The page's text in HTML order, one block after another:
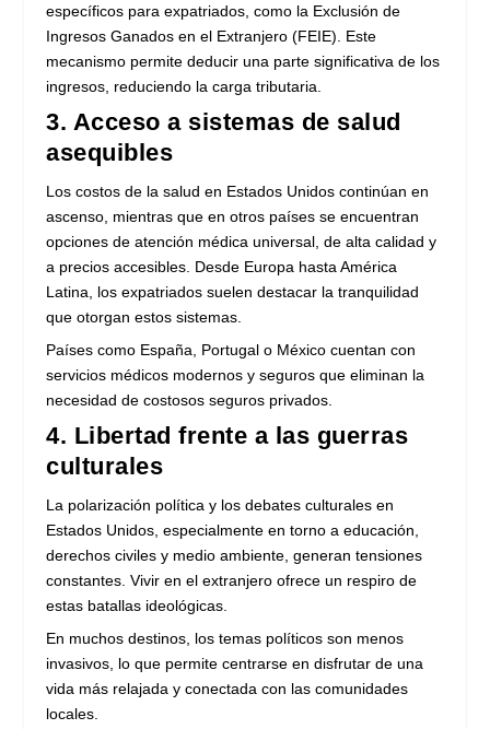
específicos para expatriados, como la Exclusión de
Ingresos Ganados en el Extranjero (FEIE). Este
mecanismo permite deducir una parte significativa de los
ingresos, reduciendo la carga tributaria.
3. Acceso a sistemas de salud
asequibles
Los costos de la salud en Estados Unidos continúan en
ascenso, mientras que en otros países se encuentran
opciones de atención médica universal, de alta calidad y
a precios accesibles. Desde Europa hasta América
Latina, los expatriados suelen destacar la tranquilidad
que otorgan estos sistemas.
Países como España, Portugal o México cuentan con
servicios médicos modernos y seguros que eliminan la
necesidad de costosos seguros privados.
4. Libertad frente a las guerras
culturales
La polarización política y los debates culturales en
Estados Unidos, especialmente en torno a educación,
derechos civiles y medio ambiente, generan tensiones
constantes. Vivir en el extranjero ofrece un respiro de
estas batallas ideológicas.
En muchos destinos, los temas políticos son menos
invasivos, lo que permite centrarse en disfrutar de una
vida más relajada y conectada con las comunidades
locales.